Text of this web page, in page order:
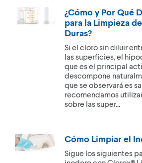
¿Cómo y Por Qué
para la Limpieza
Duras?
Si el cloro sin diluir
las superficies, el
que es el principal
descompone
que se observará es
recomendamos
sobre las super...
Cómo Limpiar el
Sigue los siguientes